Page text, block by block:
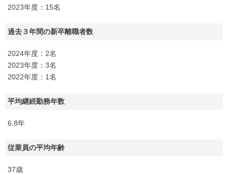
2023年度：15名
過去３年間の新卒離職者数
2024年度：2名
2023年度：3名
2022年度：1名
平均継続勤務年数
6.8年
従業員の平均年齢
37歳